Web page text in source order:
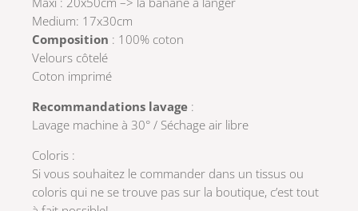
Medium: 17x30cm
Composition : 100% coton
Velours côtelé
Coton imprimé
Recommandations lavage :
Lavage machine à 30° / Séchage air libre
Coloris :
Si vous souhaitez le commander dans un tissus ou
coloris qui ne se trouve pas sur la boutique, c’est tout